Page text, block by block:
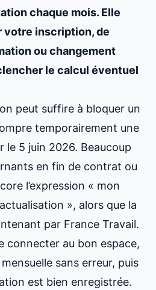
chaque mois. Elle
votre inscription, de
ou changement
le calcul éventuel
peut suffire à bloquer un
temporairement une
le 5 juin 2026. Beaucoup
en fin de contrat ou
l’expression « mon
», alors que la
par France Travail.
connecter au bon espace,
sans erreur, puis
est bien enregistrée.